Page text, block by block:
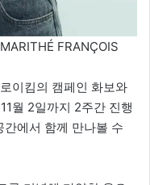
FRANÇOIS
이킴의 캠페인 화보와
월 2일까지 2주간 진행
에서 함께 만나볼 수